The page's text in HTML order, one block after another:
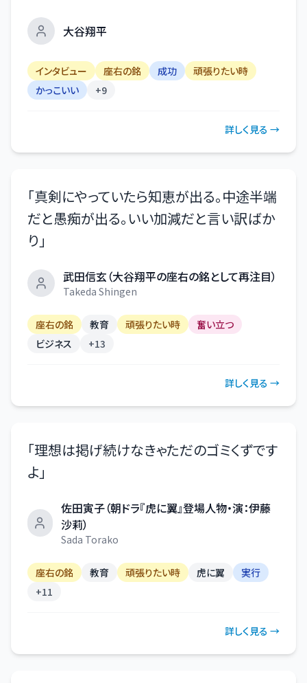
大谷翔平
インタビュー 座右の銘 成功
頑張りたい時
かっこいい
+9
詳しく見る →
「真剣にやっていたら知恵が出る。中途半端
だと愚痴が出る。いい加減だと言い訳ばか
り 」
武田信玄（大谷翔平の座右の銘として再注目）
Takeda Shingen
座右の銘 教育 頑張りたい時
奮い立つ
ビジネス
+13
詳しく見る →
「理想は掲げ続けなきゃただのゴミくずです
よ 」
佐田寅子（朝ドラ『虎に翼』登場人物・演：伊藤
沙莉）
Sada Torako
座右の銘 教育 頑張りたい時 虎に翼
実行
+11
詳しく見る →